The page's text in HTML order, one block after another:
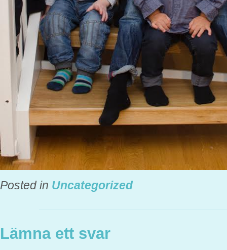
Posted in Uncategorized
Lämna ett svar